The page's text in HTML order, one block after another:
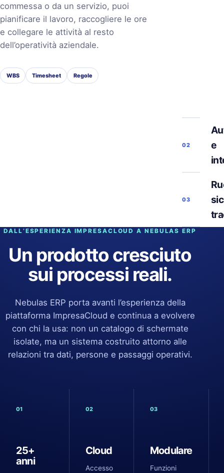
commessa o da un servizio, puoi
pianificare il lavoro, raccogliere le ore
e collegare le attività al resto
dell’operatività aziendale.
WBS Timesheet Regole
02
e
03
DALL’ESPERIENZA IMPRESACLOUD A NEBULAS ERP
Un prodotto cresciuto
sui processi reali.
Nebulas ERP porta avanti l’esperienza della
piattaforma ImpresaCloud e continua a evolvere
con chi la usa: non un catalogo di schermate
isolate, ma un sistema costruito attorno alle
relazioni tra dati, persone e passaggi operativi.
01
25+
anni
02
Cloud
Accesso
03
Modulare
Funzioni